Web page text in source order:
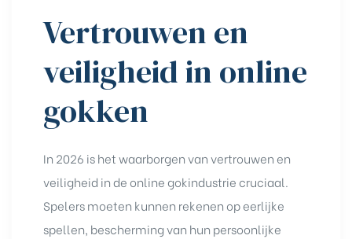
Vertrouwen en
veiligheid in online
gokken
In 2026 is het waarborgen van vertrouwen en
veiligheid in de online gokindustrie cruciaal.
Spelers moeten kunnen rekenen op eerlijke
spellen, bescherming van hun persoonlijke